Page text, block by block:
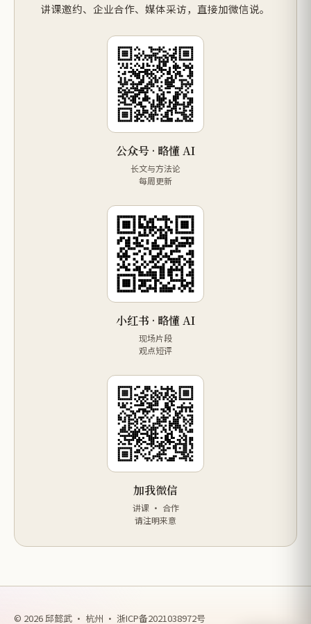
讲课邀约、企业合作、媒体采访，直接加微信说。
公众号 · 略懂 AI
长文与方法论
每周更新
小红书 · 略懂 AI
现场片段
观点短评
加我微信
讲课 · 合作
请注明来意
© 2026 邱懿武 · 杭州 · 浙ICP备2021038972号